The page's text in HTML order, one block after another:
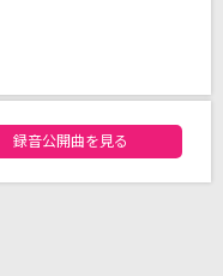
ーランキング
録音公開曲を見る